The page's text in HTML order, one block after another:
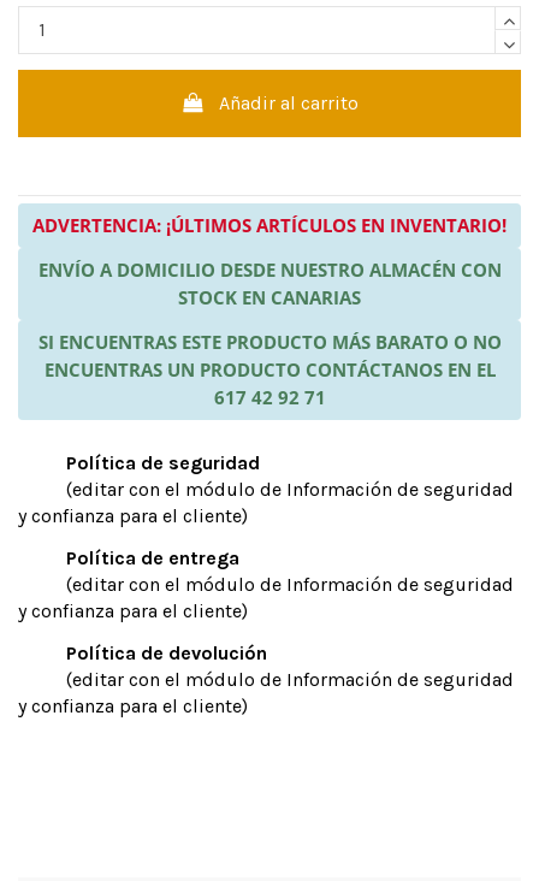
Añadir al carrito
ADVERTENCIA: ¡ÚLTIMOS ARTÍCULOS EN INVENTARIO!
ENVÍO A DOMICILIO DESDE NUESTRO ALMACÉN CON
STOCK EN CANARIAS
SI ENCUENTRAS ESTE PRODUCTO MÁS BARATO O NO
ENCUENTRAS UN PRODUCTO CONTÁCTANOS EN EL
617 42 92 71
Política de seguridad
(editar con el módulo de Información de seguridad
y confianza para el cliente)
Política de entrega
(editar con el módulo de Información de seguridad
y confianza para el cliente)
Política de devolución
(editar con el módulo de Información de seguridad
y confianza para el cliente)